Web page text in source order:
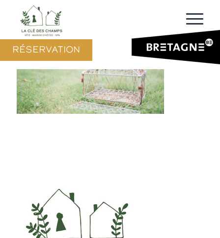
RÉSERVATION